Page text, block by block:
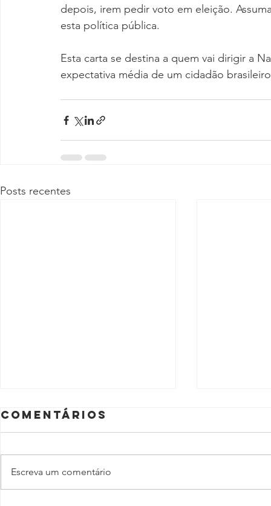
depois, irem pedir voto em eleição.
esta política pública.
Esta carta se destina a quem vai dirigir a
expectativa média de um cidadão
Posts recentes
Comentários
Escreva um comentário